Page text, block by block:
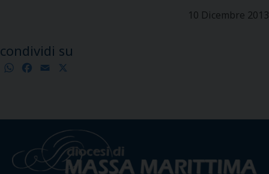
10 Dicembre 2013
condividi su
WhatsApp
Facebook
Email